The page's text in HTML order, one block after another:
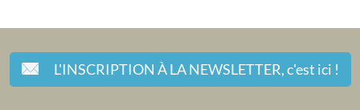
L'INSCRIPTION À LA NEWSLETTER,c'est ici !